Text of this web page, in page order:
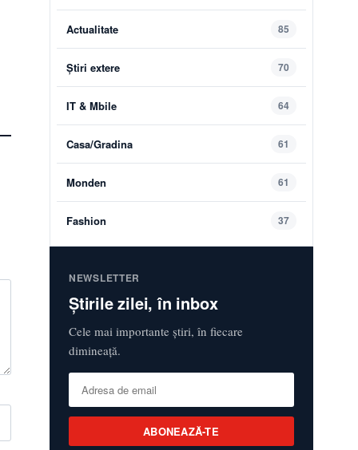
Actualitate 85
Știri extere 70
IT & Mbile 64
Casa/Gradina 61
Monden 61
Fashion 37
NEWSLETTER
Știrile zilei, în inbox
Cele mai importante știri, în fiecare
dimineață.
ABONEAZĂ-TE